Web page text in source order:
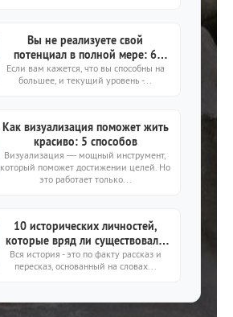
Вы не реализуете свой
потенциал в полной мере: 6
признаков, которые на это
указывают
Если вам кажется, что вы способны на
большее, и текущий уровень -...
Как визуализация поможет жить
красиво: 5 способов
Визуализация — мощный инструмент,
который поможет достижении целей. Но
это работает только...
10 исторических личностей,
которые вряд ли существовали
на самом деле
Вся история - это по факту рассказ и
пересказ, основанный на словах...